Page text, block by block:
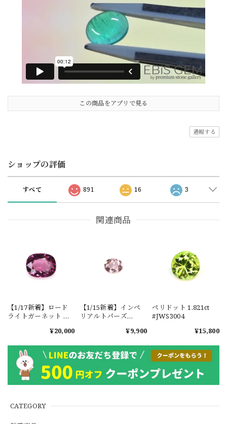
CATEGORY
この商品をアプリで見る
通報する
ショップの評価
すべて 891 16 3
関連商品
【1/17新着】ロード
ライトガーネット タ
1.601ct【ソーティン
¥20,000
【1/15新着】インペ
リアルトパーズ
¥9,900
ペリドット 1.821ct
#JWS3004
¥15,800